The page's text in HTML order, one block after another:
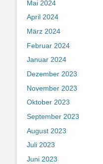
Mai 2024
April 2024
März 2024
Februar 2024
Januar 2024
Dezember 2023
November 2023
Oktober 2023
September 2023
August 2023
Juli 2023
Juni 2023